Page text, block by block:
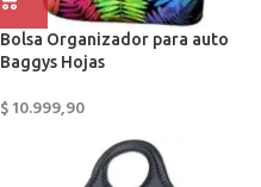
Bolsa Organizador para auto
Baggys Hojas
$10.999,90